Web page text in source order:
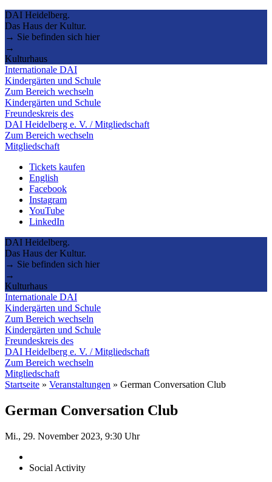
DAI Heidelberg.
Das Haus der Kultur.
→ Sie befinden sich hier
→
Kulturhaus
Internationale DAI
Kindergärten und Schule
Zum Bereich wechseln
Kindergärten und Schule
Freundeskreis des
DAI Heidelberg e. V. / Mitgliedschaft
Zum Bereich wechseln
Mitgliedschaft
Tickets kaufen
English
Facebook
Instagram
YouTube
LinkedIn
DAI Heidelberg.
Das Haus der Kultur.
→ Sie befinden sich hier
→
Kulturhaus
Internationale DAI
Kindergärten und Schule
Zum Bereich wechseln
Kindergärten und Schule
Freundeskreis des
DAI Heidelberg e. V. / Mitgliedschaft
Zum Bereich wechseln
Mitgliedschaft
Startseite » Veranstaltungen » German Conversation Club
German Conversation Club
Mi., 29. November 2023, 9:30 Uhr
Social Activity